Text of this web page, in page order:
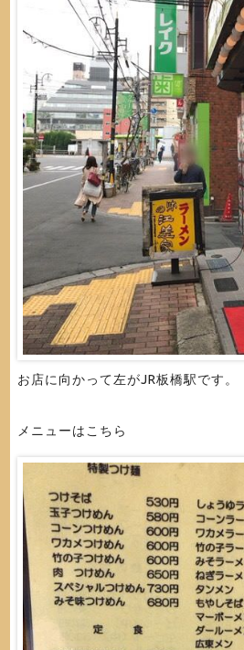
お店に向かって左がJR板橋駅です。
メニューはこちら